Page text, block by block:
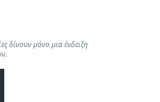
δίνουν μόνο μια ένδειξη